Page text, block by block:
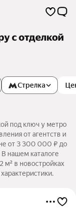
с отделкой
Стрелка
под ключ у метро
от агентств и
от 3 300 000 ₽ до
нашем каталоге
м² в новостройках